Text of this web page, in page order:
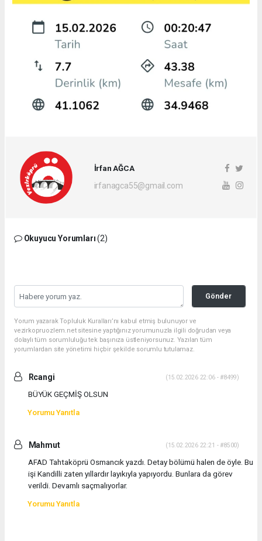
İrfan AĞCA
irfanagca55@gmail.com
Okuyucu Yorumları(2)
Gönder
Yorum yazarak Topluluk Kuralları’nı kabul etmiş bulunuyor ve
vezirkopruozlem.net sitesine yaptığınız yorumunuzla ilgili doğrudan veya
dolaylı tüm sorumluluğu tek başınıza üstleniyorsunuz. Yazılan tüm
yorumlardan site yönetimi hiçbir şekilde sorumlu tutulamaz.
Rcangi (15.02.2026 22:06 - #8499)
BÜYÜK GEÇMİŞ OLSUN
Yorumu Yanıtla
Mahmut (15.02.2026 22:21 - #8500)
AFAD Tahtaköprü Osmancık yazdı. Detay bölümü halen de öyle. Bu
işi Kandilli zaten yıllardır layıkıyla yapıyordu. Bunlara da görev
verildi. Devamlı saçmalıyorlar.
Yorumu Yanıtla